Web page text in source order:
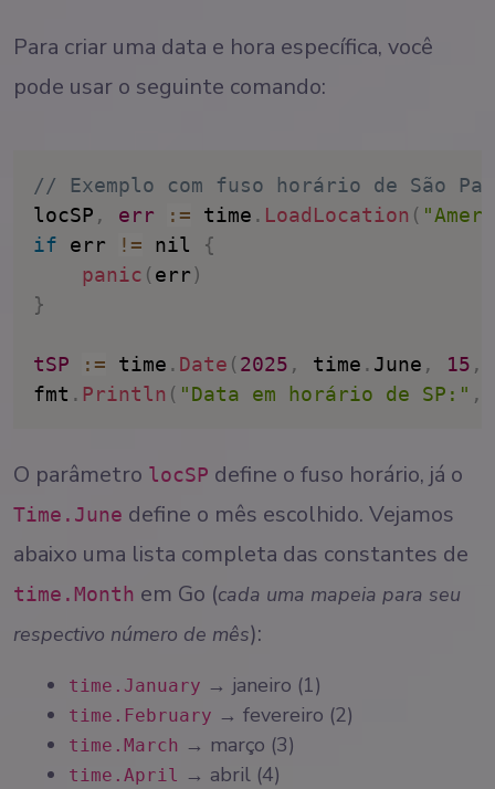
Para criar uma data e hora específica, você
pode usar o seguinte comando:
// Exemplo com fuso horário de São
locSP , err : = time . LoadLocation (
if err != nil {
panic (err)
}
tSP : = time . Date (2025 , time . June , 15 ,
fmt . Println ( "Data em horário de SP:" ,
O parâmetro locSP define o fuso horário, já o
Time.June define o mês escolhido. Vejamos
abaixo uma lista completa das constantes de
time.Month em Go (cada uma mapeia para seu
respectivo número de mês):
time.January → janeiro (1)
time.February → fevereiro (2)
time.March → março (3)
time.April → abril (4)